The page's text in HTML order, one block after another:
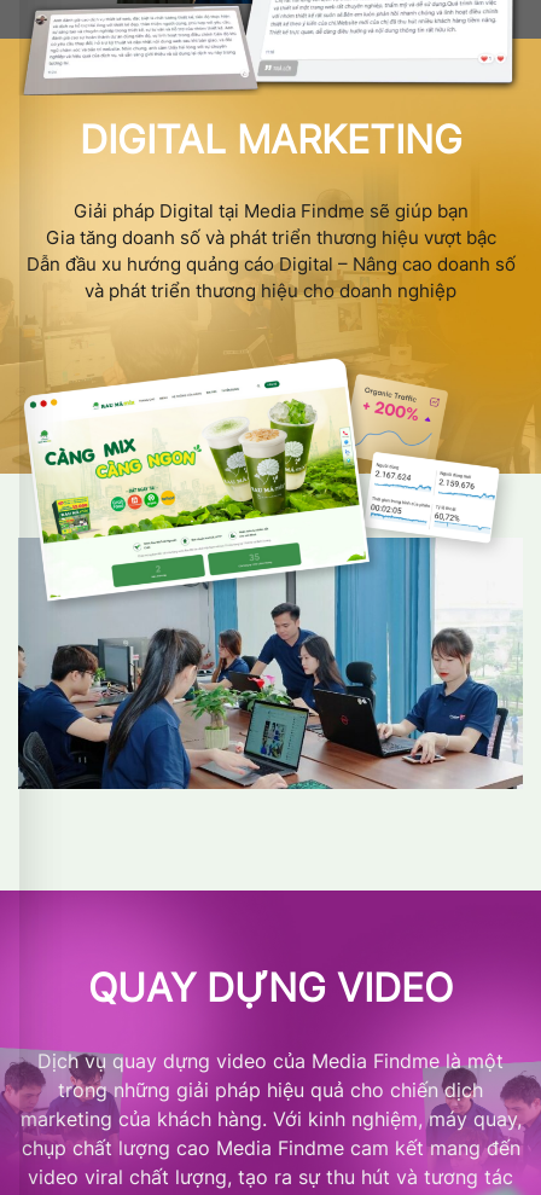
DIGITAL MARKETING
Giải pháp Digital tại Media Findme sẽ giúp bạn
Gia tăng doanh số và phát triển thương hiệu vượt bậc
Dẫn đầu xu hướng quảng cáo Digital – Nâng cao doanh số
và phát triển thương hiệu cho doanh nghiệp
QUAY DỰNG VIDEO
Dịch vụ quay dựng video của Media Findme là một
trong những giải pháp hiệu quả cho chiến dịch
marketing của khách hàng. Với kinh nghiệm, máy quay,
chụp chất lượng cao Media Findme cam kết mang đến
video viral chất lượng, tạo ra sự thu hút và tương tác